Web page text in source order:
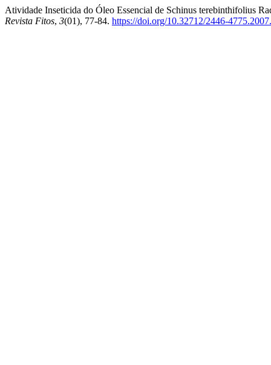
Atividade Inseticida do Óleo Essencial de Schinus terebinthifolius
Revista Fitos, 3(01), 77-84. https://doi.org/10.32712/2446-